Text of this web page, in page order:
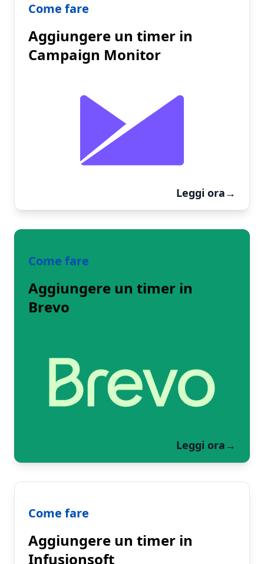
Come fare
Aggiungere un timer in
Campaign Monitor
Leggi ora→
Come fare
Aggiungere un timer in
Brevo
Leggi ora→
Come fare
Aggiungere un timer in
Infusionsoft